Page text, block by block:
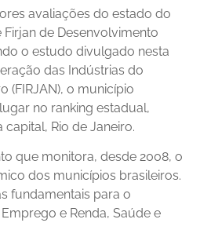
avaliações do estado do
Firjan de Desenvolvimento
o estudo divulgado nesta
das Indústrias do
(FIRJAN), o município
no ranking estadual,
Rio de Janeiro.
que monitora, desde 2008, o
dos municípios brasileiros.
fundamentais para o
e Renda, Saúde e